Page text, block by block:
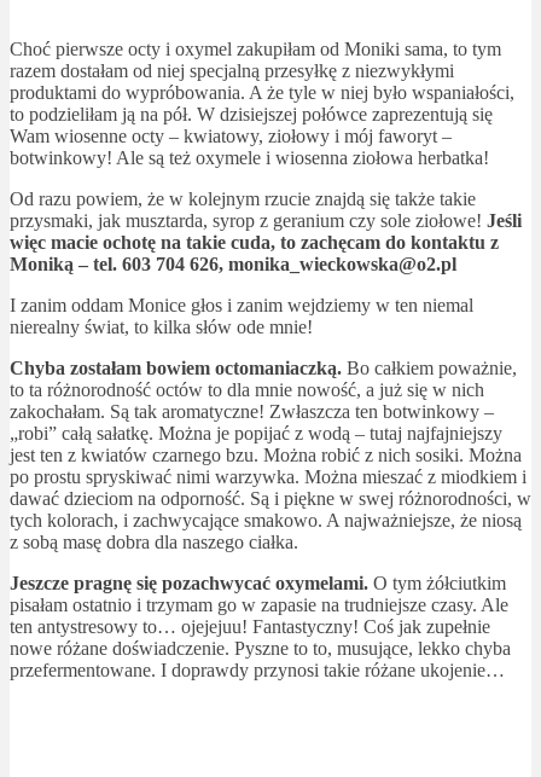
Choć pierwsze octy i oxymel zakupiłam od Moniki sama, to tym
razem dostałam od niej specjalną przesyłkę z niezwykłymi
produktami do wypróbowania. A że tyle w niej było wspaniałości,
to podzieliłam ją na pół. W dzisiejszej połówce zaprezentują się
Wam wiosenne octy – kwiatowy, ziołowy i mój faworyt –
botwinkowy! Ale są też oxymele i wiosenna ziołowa herbatka!
Od razu powiem, że w kolejnym rzucie znajdą się także takie
przysmaki, jak musztarda, syrop z geranium czy sole ziołowe! Jeśli
więc macie ochotę na takie cuda, to zachęcam do kontaktu z
Moniką – tel. 603 704 626, monika_wieckowska@o2.pl
I zanim oddam Monice głos i zanim wejdziemy w ten niemal
nierealny świat, to kilka słów ode mnie!
Chyba zostałam bowiem octomaniaczką. Bo całkiem poważnie,
to ta różnorodność octów to dla mnie nowość, a już się w nich
zakochałam. Są tak aromatyczne! Zwłaszcza ten botwinkowy –
„robi” całą sałatkę. Można je popijać z wodą – tutaj najfajniejszy
jest ten z kwiatów czarnego bzu. Można robić z nich sosiki. Można
po prostu spryskiwać nimi warzywka. Można mieszać z miodkiem i
dawać dzieciom na odporność. Są i piękne w swej różnorodności, w
tych kolorach, i zachwycające smakowo. A najważniejsze, że niosą
z sobą masę dobra dla naszego ciałka.
Jeszcze pragnę się pozachwycać oxymelami. O tym żółciutkim
pisałam ostatnio i trzymam go w zapasie na trudniejsze czasy. Ale
ten antystresowy to… ojejejuu! Fantastyczny! Coś jak zupełnie
nowe różane doświadczenie. Pyszne to to, musujące, lekko chyba
przefermentowane. I doprawdy przynosi takie różane ukojenie…